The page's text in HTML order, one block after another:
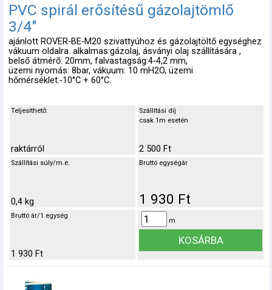
PVC spirál erősítésű gázolajtömlő
3/4"
ajánlott ROVER‑BE‑M20 szivattyúhoz és gázolajtöltő egységhez
vákuum oldalra. alkalmas:gázolaj, ásványi olaj szállítására ,
belső átmérő: 20mm, falvastagság:4‑4,2 mm,
üzemi nyomás: 8bar, vákuum: 10 mH2O, üzemi
hőmérséklet:‑10°C + 60°C.
Teljesíthető:
raktárról
Szállítási díj
csak 1m esetén
2 500 Ft
Szállítási súly/m.e.
0,4 kg
Bruttó egységár
1 930 Ft
Bruttó ár/1 egység
1 930 Ft
m